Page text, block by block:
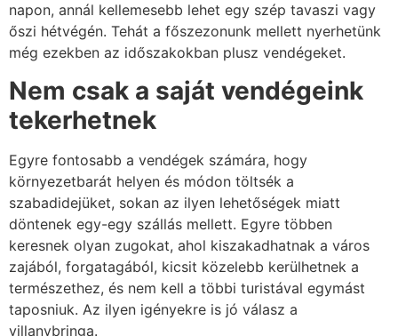
napon, annál kellemesebb lehet egy szép tavaszi vagy
őszi hétvégén. Tehát a főszezonunk mellett nyerhetünk
még ezekben az időszakokban plusz vendégeket.
Nem csak a saját vendégeink
tekerhetnek
Egyre fontosabb a vendégek számára, hogy
környezetbarát helyen és módon töltsék a
szabadidejüket, sokan az ilyen lehetőségek miatt
döntenek egy-egy szállás mellett. Egyre többen
keresnek olyan zugokat, ahol kiszakadhatnak a város
zajából, forgatagából, kicsit közelebb kerülhetnek a
természethez, és nem kell a többi turistával egymást
taposniuk. Az ilyen igényekre is jó válasz a
villanybringa.